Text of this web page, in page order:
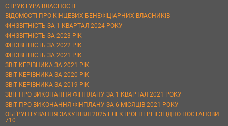
СТРУКТУРА ВЛАСНОСТІ
ВІДОМОСТІ ПРО КІНЦЕВИХ БЕНЕФІЦІАРНИХ ВЛАСНИКІВ
ФІНЗВІТНІСТЬ ЗА 1 КВАРТАЛ 2024 РОКУ
ФІНЗВІТНІСТЬ ЗА 2023 РІК
ФІНЗВІТНІСТЬ ЗА 2022 РІК
ФІНЗВІТНІСТЬ ЗА 2021 РІК
ЗВІТ КЕРІВНИКА ЗА 2021 РІК
ЗВІТ КЕРІВНИКА ЗА 2020 РІК
ЗВІТ КЕРІВНИКА ЗА 2019 РІК
ЗВІТ ПРО ВИКОНАННЯ ФІНПЛАНУ ЗА 1 КВАРТАЛ 2021 РОКУ
ЗВІТ ПРО ВИКОНАННЯ ФІНПЛАНУ ЗА 6 МІСЯЦІВ 2021 РОКУ
ОБҐРУНТУВАННЯ ЗАКУПІВЛІ 2025 ЕЛЕКТРОЕНЕРГІЇ ЗГІДНО ПОСТАНОВИ
710